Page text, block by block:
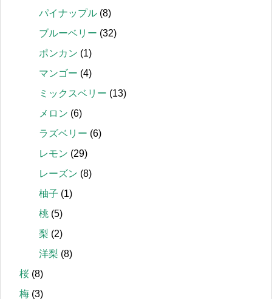
パイナップル (8)
ブルーベリー (32)
ポンカン (1)
マンゴー (4)
ミックスベリー (13)
メロン (6)
ラズベリー (6)
レモン (29)
レーズン (8)
柚子 (1)
桃 (5)
梨 (2)
洋梨 (8)
桜 (8)
梅 (3)